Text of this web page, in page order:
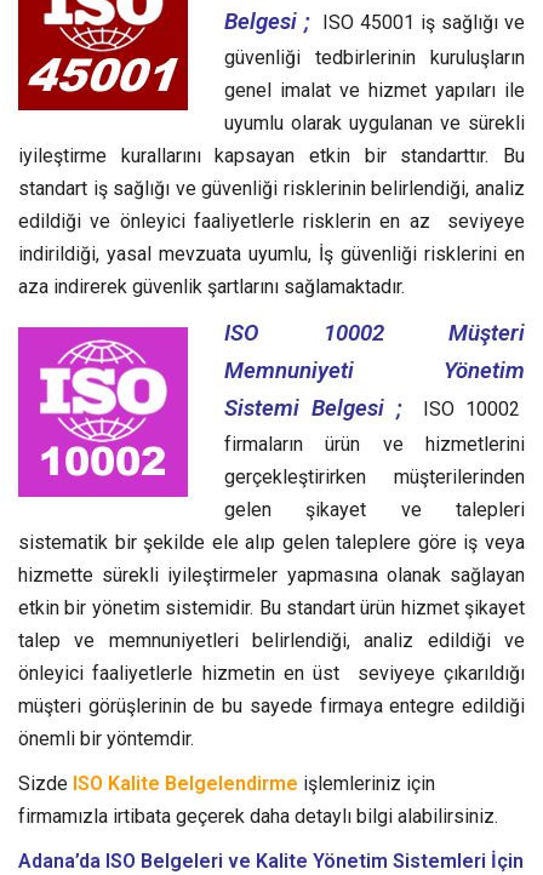
Belgesi ;
ISO 45001 iş sağlığı ve
güvenliği tedbirlerinin kuruluşların
genel imalat ve hizmet yapıları ile
uyumlu olarak uygulanan ve sürekli
iyileştirme kurallarını kapsayan etkin bir standarttır.
Bu
standart iş sağlığı ve güvenliği risklerinin belirlendiği, analiz
edildiği ve önleyici faaliyetlerle risklerin en az seviyeye
indirildiği, yasal mevzuata uyumlu, İş güvenliği risklerini en
aza indirerek güvenlik şartlarını sağlamaktadır.
ISO 10002 Müşteri
Memnuniyeti Yönetim
Sistemi Belgesi ;
ISO 10002
firmaların ürün ve hizmetlerini
gerçekleştirirken müşterilerinden
gelen şikayet ve talepleri
sistematik bir şekilde ele alıp gelen taleplere göre iş veya
hizmette sürekli iyileştirmeler yapmasına olanak sağlayan
etkin bir yönetim sistemidir. Bu standart ürün hizmet şikayet
talep ve memnuniyetleri belirlendiği, analiz edildiği ve
önleyici faaliyetlerle hizmetin en üst seviyeye çıkarıldığı
müşteri görüşlerinin de bu sayede firmaya entegre edildiği
önemli bir yöntemdir.
Sizde ISO Kalite Belgelendirme işlemleriniz için
firmamızla irtibata geçerek daha detaylı bilgi alabilirsiniz.
Adana’da ISO Belgeleri ve Kalite Yönetim Sistemleri İçin